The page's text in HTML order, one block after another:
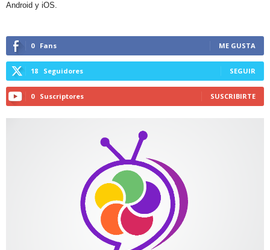
Android y iOS.
0 Fans ME GUSTA
18 Seguidores SEGUIR
0 Suscriptores SUSCRIBIRTE